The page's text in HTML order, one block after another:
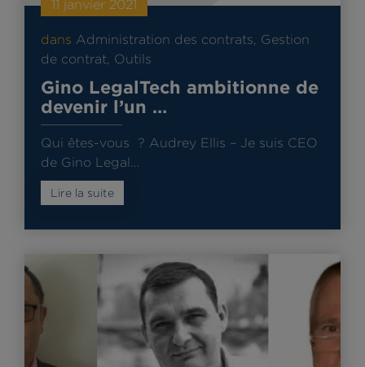
11 janvier 2021
dans Administration des contrats
Gestion
de contrat Outils
Gino LegalTech ambitionne de
devenir l’un …
Qui êtes-vous ? Audrey Ellis – Je suis CEO
de Gino Legal…
Lire la suite